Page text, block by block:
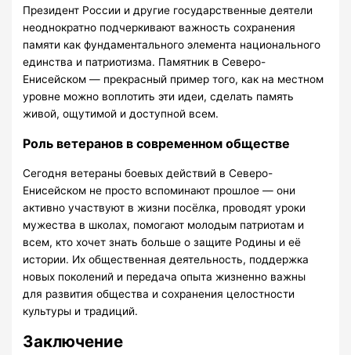
Президент России и другие государственные деятели
неоднократно подчеркивают важность сохранения
памяти как фундаментального элемента национального
единства и патриотизма. Памятник в Северо-
Енисейском — прекрасный пример того, как на местном
уровне можно воплотить эти идеи, сделать память
живой, ощутимой и доступной всем.
Роль ветеранов в современном обществе
Сегодня ветераны боевых действий в Северо-
Енисейском не просто вспоминают прошлое — они
активно участвуют в жизни посёлка, проводят уроки
мужества в школах, помогают молодым патриотам и
всем, кто хочет знать больше о защите Родины и её
истории. Их общественная деятельность, поддержка
новых поколений и передача опыта жизненно важны
для развития общества и сохранения целостности
культуры и традиций.
Заключение